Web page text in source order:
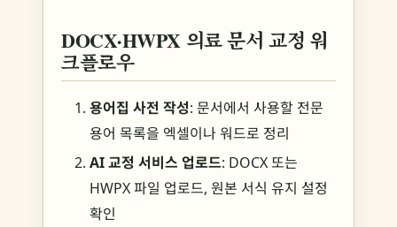
DOCX·HWPX 의료 문서 교정 워
크플로우
용어집 사전 작성: 문서에서 사용할 전문
용어 목록을 엑셀이나 워드로 정리
AI 교정 서비스 업로드: DOCX 또는
HWPX 파일 업로드, 원본 서식 유지 설정
확인